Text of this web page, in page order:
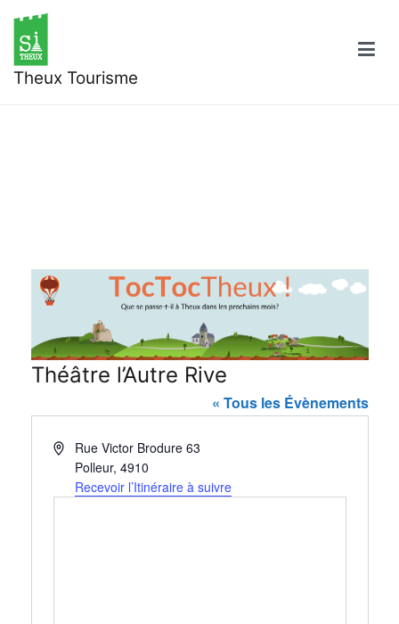
contenu
Theux Tourisme
Théâtre l’Autre Rive
« Tous les Évènements
AdresseRue Victor Brodure 63
Polleur, 4910
Recevoir l’Itinéraire à suivre